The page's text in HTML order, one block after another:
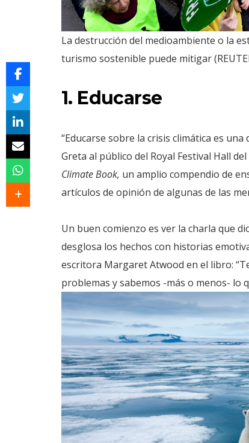
La destrucción del medioambiente o la
turismo sostenible puede mitigar
1. Educarse
“Educarse sobre la crisis climática es
Greta al público del Royal Festival Hall
Climate Book, un amplio compendio de
artículos de opinión de algunas de las
Un buen comienzo es ver la charla que
desglosa los hechos con historias
escritora Margaret Atwood en el libro:
problemas y sabemos -más o menos- lo